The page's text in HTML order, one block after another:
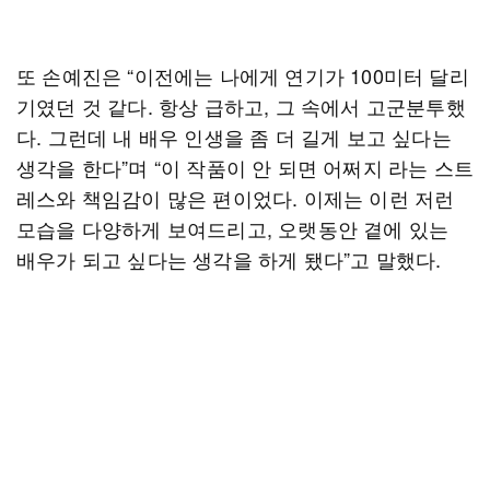
또 손예진은 “이전에는 나에게 연기가 100미터 달리
기였던 것 같다. 항상 급하고, 그 속에서 고군분투했
다. 그런데 내 배우 인생을 좀 더 길게 보고 싶다는
생각을 한다”며 “이 작품이 안 되면 어쩌지 라는 스트
레스와 책임감이 많은 편이었다. 이제는 이런 저런
모습을 다양하게 보여드리고, 오랫동안 곁에 있는
배우가 되고 싶다는 생각을 하게 됐다”고 말했다.